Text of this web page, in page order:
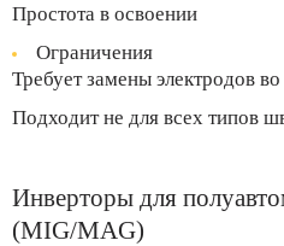
Простота в освоении
Ограничения
Требует замены электродов
Подходит не для всех типов
Инверторы для
(MIG/MAG)